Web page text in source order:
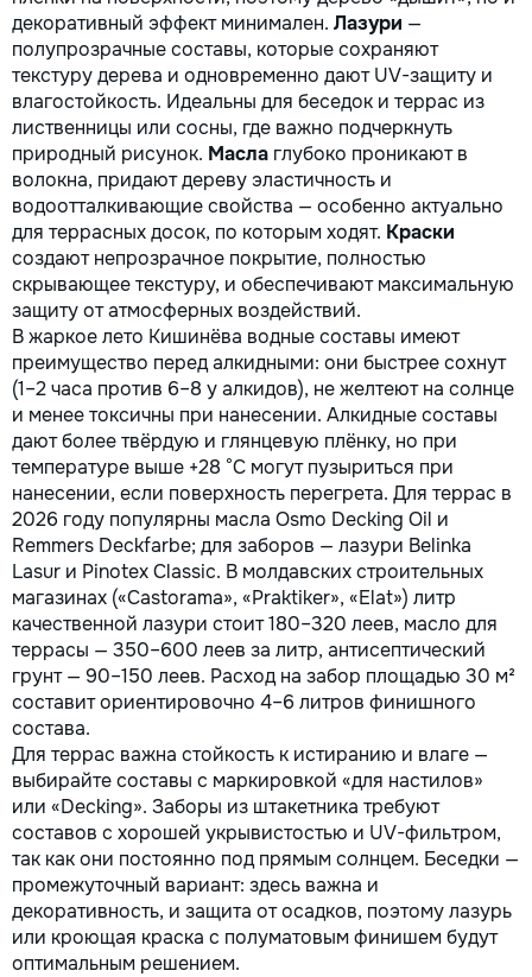
importante. Curățenie
profesională Predăm
apartamentul complet pregătit
pentru locuit – curat, fără praf
și fără deșeuri de construcție.
Prețuri orientative pentru
materiale: Prețurile depind de
țara producătorului, brand,
colecție și categoria
produsului. Gresie porțelanată
– de la 350–800+ lei/m²
Laminat – de la 180–450+
lei/m² Materiale pentru lucrări
brute – de la 1 500–2 500
lei/m² de apartament Uși
interioare – de la 2 500–7
000+ lei/set Tavan extensibil
– de la 120–200 lei/m²
Calitatea noastră – confortul
dumneavoastră! Realizăm
interiorul cât mai aproape
posibil de proiectul de design,
cu atenție la fiecare detaliu.
Contactați-ne pentru o
consultație gratuită și un
deviz fără obligații: 069 376
542 +373 603 31 178 Viber |
WhatsApp | Telegram
Disponibili zilnic pentru
consultații și programări. Deviz
gratuit Consultanță
profesională Soluții pentru
orice buget Reparații
executate la timp și cu
responsabilitate. Transformăm
ideile în locuințe confortabile,
moderne și funcționale!
Calitatea noastră – liniștea și
confortul dumneavoastră!
Спасем ваш бюджет.
декоративный эффект минимален. Лазури —
полупрозрачные составы, которые сохраняют
текстуру дерева и одновременно дают UV-защиту и
влагостойкость. Идеальны для беседок и террас из
лиственницы или сосны, где важно подчеркнуть
природный рисунок. Масла глубоко проникают в
волокна, придают дереву эластичность и
водоотталкивающие свойства — особенно актуально
для террасных досок, по которым ходят. Краски
создают непрозрачное покрытие, полностью
скрывающее текстуру, и обеспечивают максимальную
защиту от атмосферных воздействий.
В жаркое лето Кишинёва водные составы имеют
преимущество перед алкидными: они быстрее сохнут
(1–2 часа против 6–8 у алкидов), не желтеют на солнце
и менее токсичны при нанесении. Алкидные составы
дают более твёрдую и глянцевую плёнку, но при
температуре выше +28 °C могут пузыриться при
нанесении, если поверхность перегрета. Для террас в
2026 году популярны масла Osmo Decking Oil и
Remmers Deckfarbe; для заборов — лазури Belinka
Lasur и Pinotex Classic. В молдавских строительных
магазинах («Castorama», «Praktiker», «Elat») литр
качественной лазури стоит 180–320 леев, масло для
террасы — 350–600 леев за литр, антисептический
грунт — 90–150 леев. Расход на забор площадью 30 м²
составит ориентировочно 4–6 литров финишного
состава.
Для террас важна стойкость к истиранию и влаге —
выбирайте составы с маркировкой «для настилов»
или «Decking». Заборы из штакетника требуют
составов с хорошей укрывистостью и UV-фильтром,
так как они постоянно под прямым солнцем. Беседки —
промежуточный вариант: здесь важна и
декоративность, и защита от осадков, поэтому лазурь
или кроющая краска с полуматовым финишем будут
оптимальным решением.